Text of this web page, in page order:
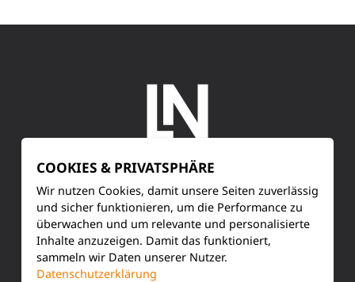
SERVICE
Kundenservice
Produktinformationen
COOKIES & PRIVATSPHÄRE
Wir nutzen Cookies, damit unsere Seiten zuverlässig
und sicher funktionieren, um die Performance zu
überwachen und um relevante und personalisierte
Inhalte anzuzeigen. Damit das funktioniert,
sammeln wir Daten unserer Nutzer.
Datenschutzerklärung